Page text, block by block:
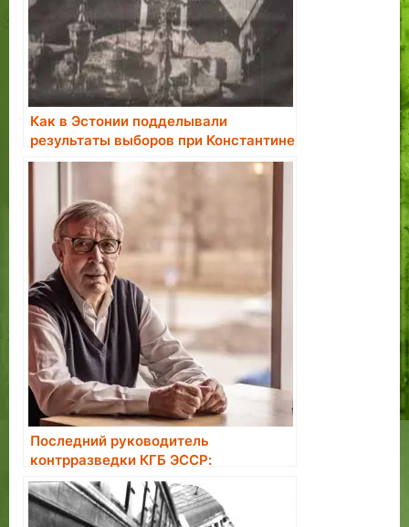
Как в Эстонии подделывали
результаты выборов при Константине
Пятсе.
Последний руководитель
контрразведки КГБ ЭССР:
большинство завербованных в
агенты считали это большой честью